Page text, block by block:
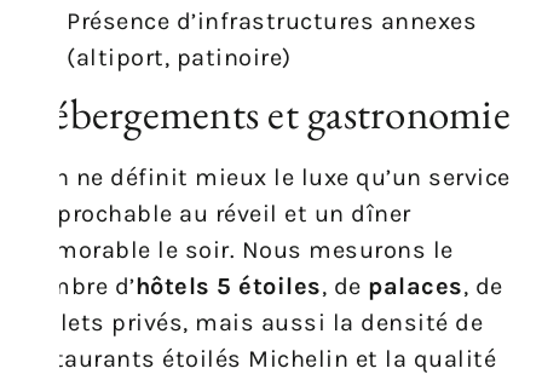
Présence d’infrastructures annexes
(altiport, patinoire)
Hébergements et gastronomie
Rien ne définit mieux le luxe qu’un service
irréprochable au réveil et un dîner
mémorable le soir. Nous mesurons le
nombre d’hôtels 5 étoiles, de palaces, de
chalets privés, mais aussi la densité de
restaurants étoilés Michelin et la qualité